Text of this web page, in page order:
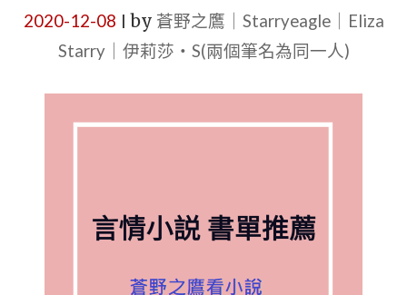
2020-12-08 by 蒼野之鷹｜Starryeagle｜Eliza
Starry｜伊莉莎・S(兩個筆名為同一人)